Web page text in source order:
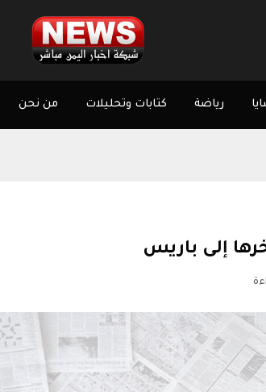
رياضة كتابات وتحليلات من نحن
إلى باريس